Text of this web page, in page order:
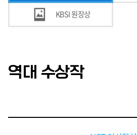
KBSI 원장상
역대 수상작